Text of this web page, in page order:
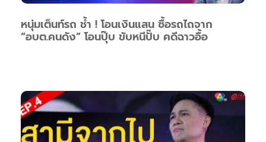
หนุ่มเต็นท์รถ ช้ำ ! โอนเงินแสน ซื้อรถไถจาก
“อบต.คนดัง” โอนปุ๊บ ขับหนีปั๊บ คดีฉาวอื้อ